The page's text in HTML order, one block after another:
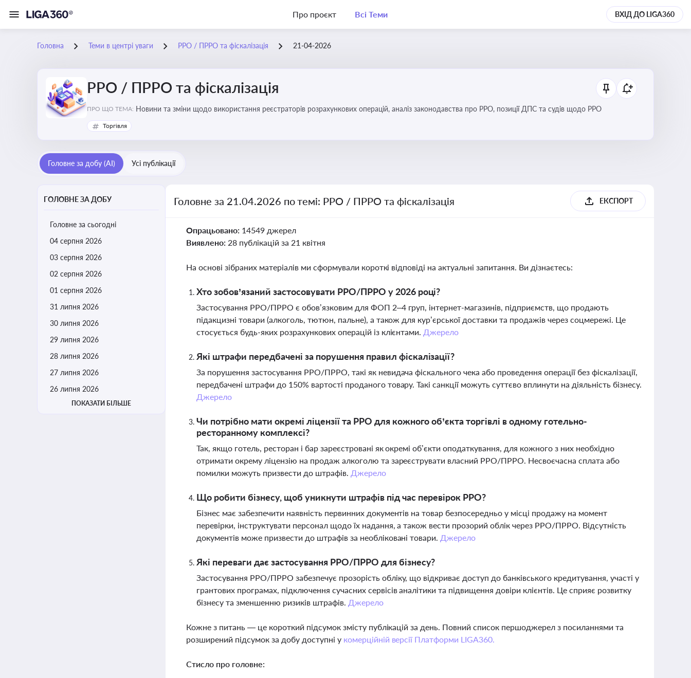
Про проєкт Всі Теми ВХІД ДО LIGA360
Головна Теми в центрі уваги РРО / ПРРО та фіскалізація 21-04-2026
РРО / ПРРО та фіскалізація
ПРО ЩО ТЕМА: Новини та зміни щодо використання реєстраторів розрахункових операцій, аналіз законодавства про РРО, позиції ДПС та судів щодо РРО
Торгівля
Головне за добу (AI) Усі публікації
ГОЛОВНЕ ЗА ДОБУ
Головне за сьогодні
04 серпня 2026
03 серпня 2026
02 серпня 2026
01 серпня 2026
31 липня 2026
30 липня 2026
29 липня 2026
28 липня 2026
27 липня 2026
26 липня 2026
ПОКАЗАТИ БІЛЬШЕ
Головне за 21.04.2026 по темі: РРО / ПРРО та фіскалізація ЕКСПОРТ
Опрацьовано: 14549 джерел
Виявлено: 28 публікацій за 21 квітня
На основі зібраних матеріалів ми сформували короткі відповіді на актуальні запитання. Ви дізнаєтесь:
Хто зобов’язаний застосовувати РРО/ПРРО у 2026 році?
Застосування РРО/ПРРО є обов’язковим для ФОП 2–4 груп, інтернет-магазинів, підприємств, що продають
підакцизні товари (алкоголь, тютюн, пальне), а також для кур’єрської доставки та продажів через соцмережі. Це
стосується будь-яких розрахункових операцій із клієнтами. Джерело
Які штрафи передбачені за порушення правил фіскалізації?
За порушення застосування РРО/ПРРО, такі як невидача фіскального чека або проведення операції без фіскалізації,
передбачені штрафи до 150% вартості проданого товару. Такі санкції можуть суттєво вплинути на діяльність бізнесу.
Джерело
Чи потрібно мати окремі ліцензії та РРО для кожного об’єкта торгівлі в одному готельно-
ресторанному комплексі?
Так, якщо готель, ресторан і бар зареєстровані як окремі об’єкти оподаткування, для кожного з них необхідно
отримати окрему ліцензію на продаж алкоголю та зареєструвати власний РРО/ПРРО. Несвоєчасна сплата або
помилки можуть призвести до штрафів. Джерело
Що робити бізнесу, щоб уникнути штрафів під час перевірок РРО?
Бізнес має забезпечити наявність первинних документів на товар безпосередньо у місці продажу на момент
перевірки, інструктувати персонал щодо їх надання, а також вести прозорий облік через РРО/ПРРО. Відсутність
документів може призвести до штрафів за необліковані товари. Джерело
Які переваги дає застосування РРО/ПРРО для бізнесу?
Застосування РРО/ПРРО забезпечує прозорість обліку, що відкриває доступ до банківського кредитування, участі у
грантових програмах, підключення сучасних сервісів аналітики та підвищення довіри клієнтів. Це сприяє розвитку
бізнесу та зменшенню ризиків штрафів. Джерело
Кожне з питань — це короткий підсумок змісту публікацій за день. Повний список першоджерел з посиланнями та
розширений підсумок за добу доступні у комерційній версії Платформи LIGA360.
Стисло про головне: